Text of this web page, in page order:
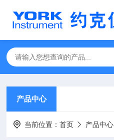
产品中心
当前位置：首页 产品中心